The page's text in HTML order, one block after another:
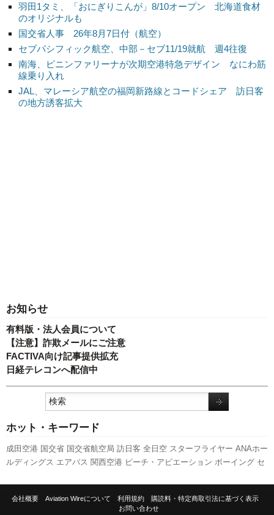
羽田1タミ、「おにぎりこんが」8/10オープン 北海道食材
のオリジナルも
国交省人事 26年8月7日付（航空）
セブパシフィック航空、中部－セブ11/19就航 週4往復
南海、ピニンファリーナが次期空港特急デザイン なにわ筋
線乗り入れ
JAL、マレーシア航空の福岡新路線とコードシェア 訪日客
の地方誘客拡大
お知らせ
有料版・法人会員について
【注意】詐欺メールにご注意
FACTIVA向け記事提供拡充
日経テレコンへ配信中
ホット・キーワード
成田空港 国交省 国交省航空局 訪日客 全日空 スターフライヤー ANAホー
ルディングス エアバス 関西空港 ピーチ・アビエーション ボーイング セ
カイマーク 人事 航空貨物 キャンペーン 利用実績 A350 XWB 先週の注目
会社概要 Aviation Wireについて 利用規約
購読料・特定商取引法に基づく表示
お問い合わせ